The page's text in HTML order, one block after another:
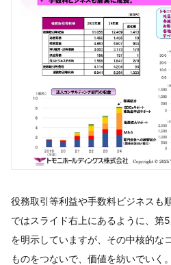
役務取引等利益や手数料ビジネスも
ではスライド右上にあるように、第
を明示していますが、その中核的な
ものをつないで、価値を紡いでいく